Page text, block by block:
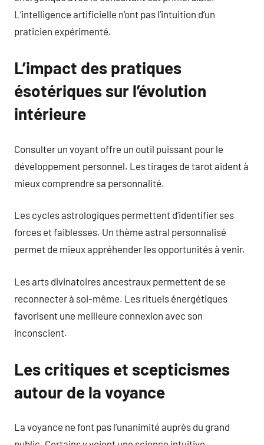
L’intelligence artificielle n’ont pas l’intuition d’un
praticien expérimenté.
L’impact des pratiques
ésotériques sur l’évolution
intérieure
Consulter un voyant offre un outil puissant pour le
développement personnel. Les tirages de tarot aident à
mieux comprendre sa personnalité.
Les cycles astrologiques permettent d’identifier ses
forces et faiblesses. Un thème astral personnalisé
permet de mieux appréhender les opportunités à venir.
Les arts divinatoires ancestraux permettent de se
reconnecter à soi-même. Les rituels énergétiques
favorisent une meilleure connexion avec son
inconscient.
Les critiques et scepticismes
autour de la voyance
La voyance ne font pas l’unanimité auprès du grand